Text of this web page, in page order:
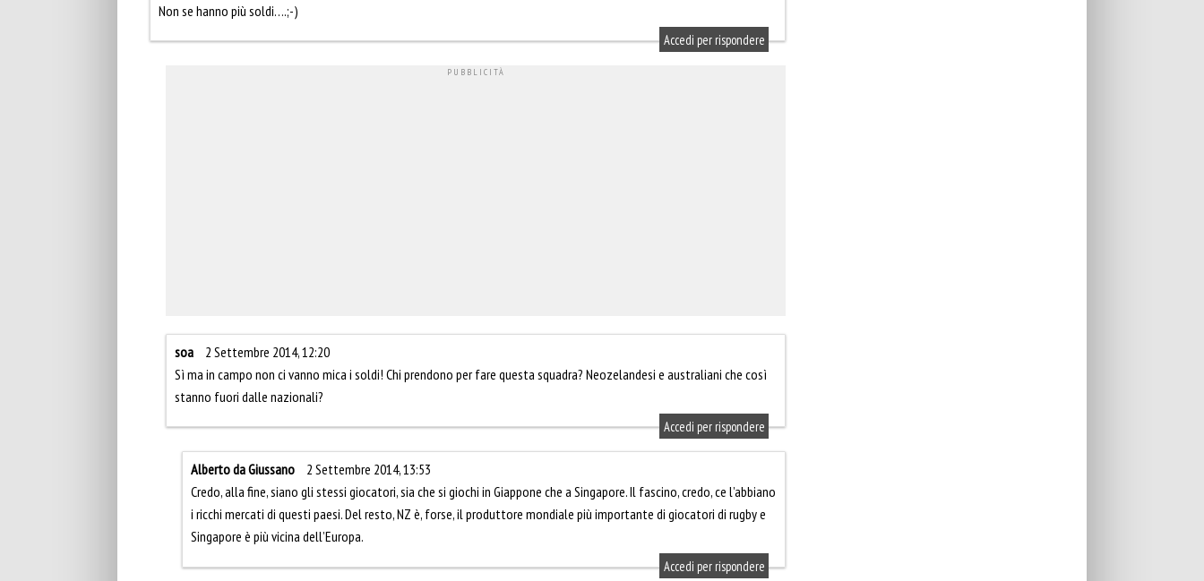
Non se hanno più soldi….;-)
Accedi per rispondere
soa
2 Settembre 2014, 12:20
Sì ma in campo non ci vanno mica i soldi! Chi prendono per fare questa squadra? Neozelandesi e australiani che così
stanno fuori dalle nazionali?
Accedi per rispondere
Alberto da Giussano
2 Settembre 2014, 13:53
Credo, alla fine, siano gli stessi giocatori, sia che si giochi in Giappone che a Singapore. Il fascino, credo, ce l’abbiano
i ricchi mercati di questi paesi. Del resto, NZ è, forse, il produttore mondiale più importante di giocatori di rugby e
Singapore è più vicina dell’Europa.
Accedi per rispondere